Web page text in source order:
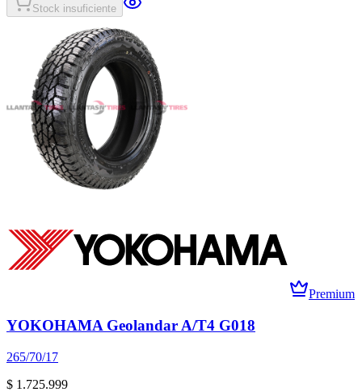
Stock insuficiente
Premium
YOKOHAMA Geolandar A/T4 G018
265/70/17
$ 1.725.999